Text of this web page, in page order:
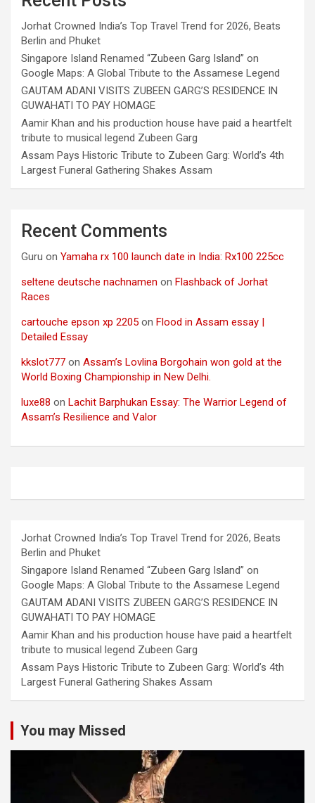
Jorhat Crowned India’s Top Travel Trend for 2026, Beats
Berlin and Phuket
Singapore Island Renamed “Zubeen Garg Island” on
Google Maps: A Global Tribute to the Assamese Legend
GAUTAM ADANI VISITS ZUBEEN GARG’S RESIDENCE IN
GUWAHATI TO PAY HOMAGE
Aamir Khan and his production house have paid a heartfelt
tribute to musical legend Zubeen Garg
Assam Pays Historic Tribute to Zubeen Garg: World’s 4th
Largest Funeral Gathering Shakes Assam
Recent Comments
Guru on Yamaha rx 100 launch date in India: Rx100 225cc
seltene deutsche nachnamen on Flashback of Jorhat
Races
cartouche epson xp 2205 on Flood in Assam essay |
Detailed Essay
kkslot777 on Assam’s Lovlina Borgohain won gold at the
World Boxing Championship in New Delhi.
luxe88 on Lachit Barphukan Essay: The Warrior Legend of
Assam’s Resilience and Valor
Jorhat Crowned India’s Top Travel Trend for 2026, Beats
Berlin and Phuket
Singapore Island Renamed “Zubeen Garg Island” on
Google Maps: A Global Tribute to the Assamese Legend
GAUTAM ADANI VISITS ZUBEEN GARG’S RESIDENCE IN
GUWAHATI TO PAY HOMAGE
Aamir Khan and his production house have paid a heartfelt
tribute to musical legend Zubeen Garg
Assam Pays Historic Tribute to Zubeen Garg: World’s 4th
Largest Funeral Gathering Shakes Assam
You may Missed